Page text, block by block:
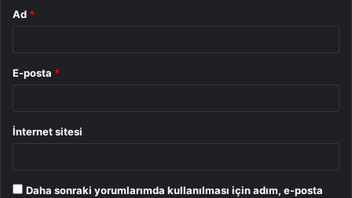
Ad *
E-posta *
İnternet sitesi
Daha sonraki yorumlarımda kullanılması için adım, e-posta